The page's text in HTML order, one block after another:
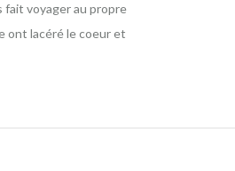
fait voyager au propre
ont lacéré le coeur et